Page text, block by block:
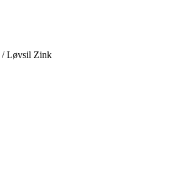
/ Løvsil Zink